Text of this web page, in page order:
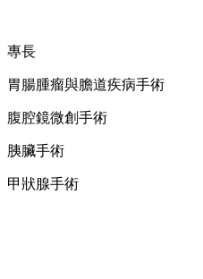
專長
胃腸腫瘤與膽道疾病手術
腹腔鏡微創手術
胰臟手術
甲狀腺手術